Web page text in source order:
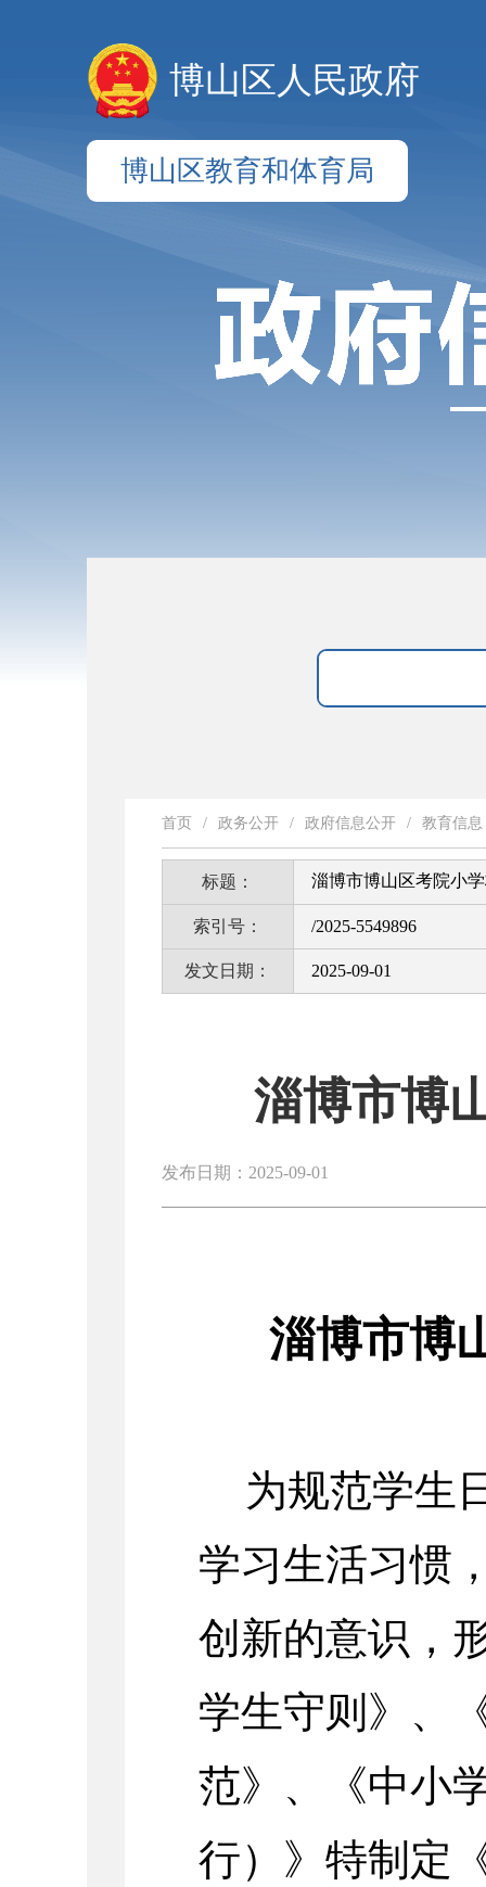
博山区人民政府
博山区教育和体育局
首页 / 政务公开 / 政府信息公开 / 教育信息
标题： 淄博市博山区考院小
索引号： /2025-5549896
发文日期： 2025-09-01
淄博市博
发布日期：2025-09-01
淄博市博
为规范学生
学习生活习惯
创新的意识，
学生守则》、
范》、《中小
行）》特制定